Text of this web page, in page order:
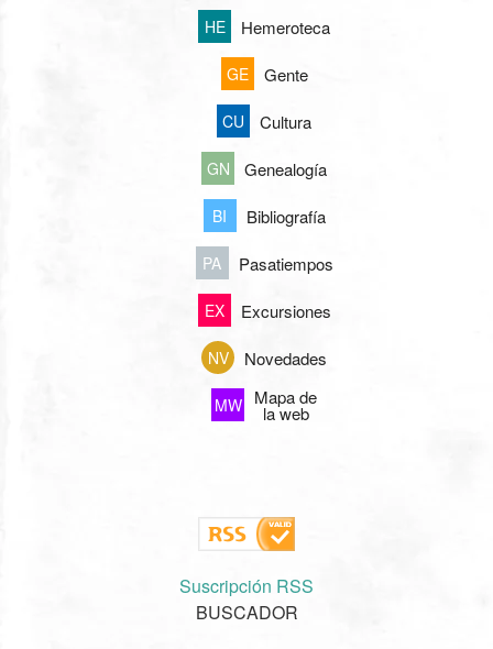
HE Hemeroteca
GE Gente
CU Cultura
GN Genealogía
BI Bibliografía
PA Pasatiempos
EX Excursiones
NV Novedades
MW Mapa de
la web
Suscripción RSS
BUSCADOR